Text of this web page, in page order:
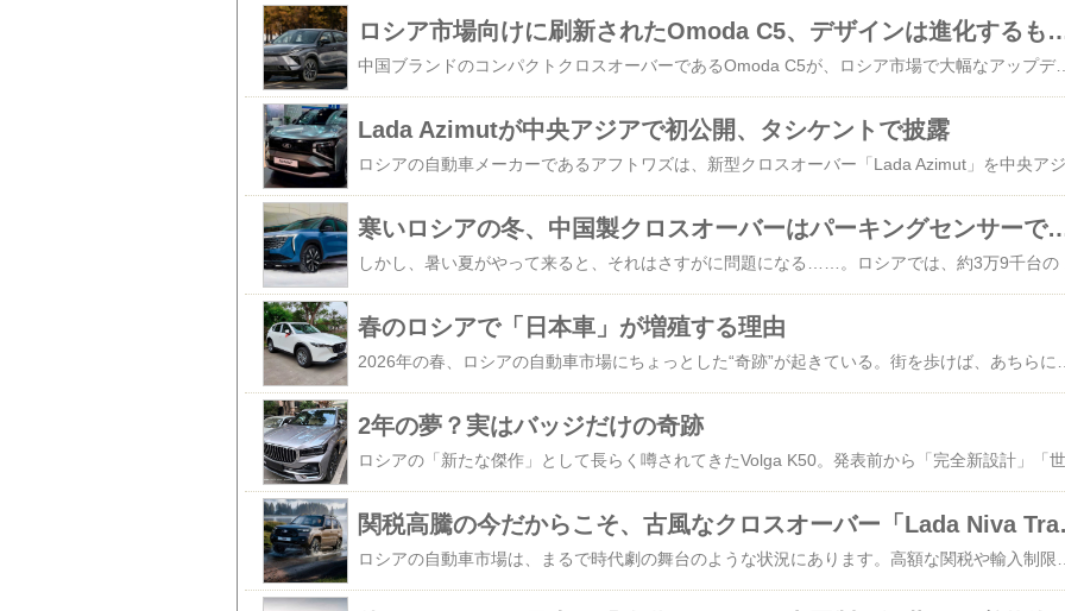
ロシア市場向けに刷新されたOmoda C5、デザインは進化する
中国ブランドのコンパクトクロスオーバーであるOmoda C5が、ロシア市場で大幅なアップデートを受けた。外観デザインはより洗練され、インテリアも最新のデジタル環境に対応するなど、表面的には着実な進化を遂げている。しかし、その裏側では重要な変更も行われており、特にパワートレインの見直しは注目に値する。従来モデルでは、1.5リッターターボ（147馬力）に加えて、上位仕様として1.6リッターターボ（150馬力）が設定されていた。このエンジンは主に四輪駆動モデルに搭載され、より高性能なバリエーションとして機能していた。しかし今回の改良で、この1.6リッターエンジンはラインナップから完全に姿を消した。その結果、現在は1.5リッターターボエンジンのみが全グレードに採用されている。前輪駆動と四輪駆動の区別は残されているものの、動力性能の違いはなくなり、モデル構成は大幅に簡素化された。これは生産効率の向上やコスト削減といった観点では合理的な判断といえるが、ユーザーにとっては選択肢の縮小を意味する。さらに興味深いのは四輪駆動モデルの性能だ。新たに7速デュアルクラッチトランスミッションが組み合わされたものの、加速性能はむしろ低下している。0-100km/h加速は約11.5秒とされ、前輪駆動モデルの約9.9秒よりも遅い。一般的に上位モデルほど性能が向上する傾向にある中で、この設定はやや異例といえる。こうした変化は、ロシア国内での生産体制や部品供給の最適化といった事情とも関係していると考えられる。単一エンジンへの統一は、製造やメンテナンスの効率を高める一方で、モデルの個性やバリエーションを減少させる側面も持つ。デザインや装備の詳細については、外観変更やインテリアの進化を含めてこちらのレビューで詳しく紹介されている。刷新されたスタイルや機能面の改善は確かに評価できるポイントだ。結果として、Omoda C5はロシア市場において、よりシンプルで均質なモデルへと変化した。見た目や装備の進化とは対照的に、技術面では合理化が進められており、このバランスが今後どのように受け入れられるかが注目される。
Lada Azimutが中央アジアで初公開、タシケントで披露
寒いロシアの冬、中国製クロスオーバーはパーキ
春のロシアで「日本車」が増殖する理由
2年の夢？実はバッジだけの奇跡
関税高騰の今